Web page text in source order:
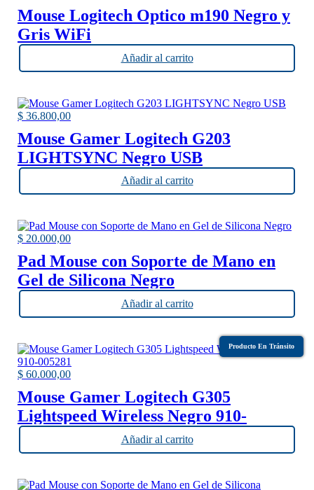
Mouse Logitech Optico m190 Negro y
Gris WiFi
Añadir al carrito
$ 36.800,00
Mouse Gamer Logitech G203
LIGHTSYNC Negro USB
Añadir al carrito
$ 20.000,00
Pad Mouse con Soporte de Mano en
Gel de Silicona Negro
Añadir al carrito
Producto En Tránsito
$ 60.000,00
Mouse Gamer Logitech G305
Lightspeed Wireless Negro 910-
005281
Añadir al carrito